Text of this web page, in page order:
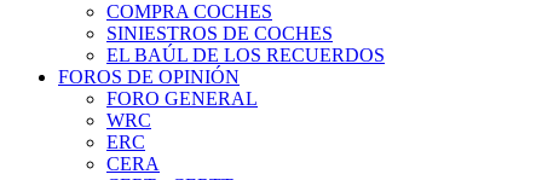
COMPRA COCHES
SINIESTROS DE COCHES
EL BAÚL DE LOS RECUERDOS
FOROS DE OPINIÓN
FORO GENERAL
WRC
ERC
CERA